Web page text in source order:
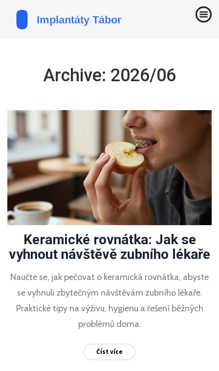
Archive: 2026/06
Keramické rovnátka: Jak se
vyhnout návštěvě zubního lékaře
Naučte se, jak pečovat o keramická rovnátka, abyste
se vyhnuli zbytečným návštěvám zubního lékaře.
Praktické tipy na výživu, hygienu a řešení běžných
problémů doma.
Číst více